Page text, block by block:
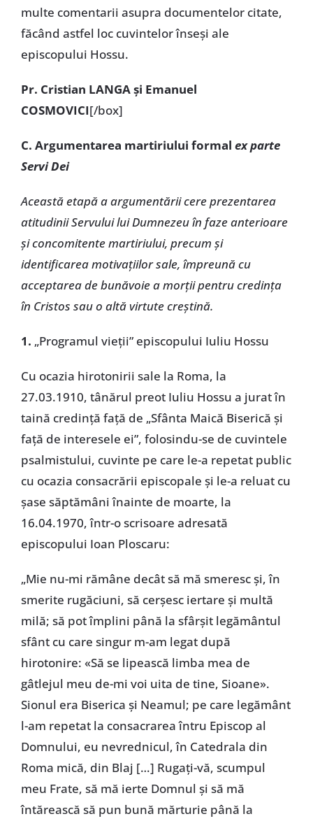
multe comentarii asupra documentelor citate,
făcând astfel loc cuvintelor înseși ale
episcopului Hossu.
Pr. Cristian LANGA și Emanuel
COSMOVICI[/box]
C. Argumentarea martiriului formal ex parte
Servi Dei
Această etapă a argumentării cere prezentarea
atitudinii Servului lui Dumnezeu în faze anterioare
și concomitente martiriului, precum și
identificarea motivațiilor sale, împreună cu
acceptarea de bunăvoie a morții pentru credința
în Cristos sau o altă virtute creștină.
1. „Programul vieții” episcopului Iuliu Hossu
Cu ocazia hirotonirii sale la Roma, la
27.03.1910, tânărul preot Iuliu Hossu a jurat în
taină credință față de „Sfânta Maică Biserică și
față de interesele ei”, folosindu-se de cuvintele
psalmistului, cuvinte pe care le-a repetat public
cu ocazia consacrării episcopale și le-a reluat cu
șase săptămâni înainte de moarte, la
16.04.1970, într-o scrisoare adresată
episcopului Ioan Ploscaru:
„Mie nu-mi rămâne decât să mă smeresc și, în
smerite rugăciuni, să cerșesc iertare și multă
milă; să pot împlini până la sfârșit legământul
sfânt cu care singur m-am legat după
hirotonire: «Să se lipească limba mea de
gâtlejul meu de-mi voi uita de tine, Sioane».
Sionul era Biserica și Neamul; pe care legământ
l-am repetat la consacrarea întru Episcop al
Domnului, eu nevrednicul, în Catedrala din
Roma mică, din Blaj […] Rugați-vă, scumpul
meu Frate, să mă ierte Domnul și să mă
întărească să pun bună mărturie până la